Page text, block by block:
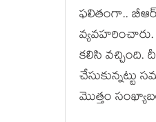
ఫ‌లితంగా..
క‌లిసి వ‌చ్చింది.
మొత్తం